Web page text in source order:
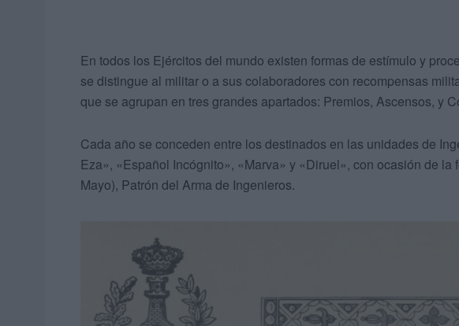
En todos los Ejércitos del mundo existen formas de estímulo y
se distingue al militar o a sus colaboradores con recompensas
que se agrupan en tres grandes apartados: Premios, Ascensos, y
Cada año se conceden entre los destinados en las unidades de
Eza», «Español Incógnito», «Marva» y «Diruel», con ocasión de
Mayo), Patrón del Arma de Ingenieros.